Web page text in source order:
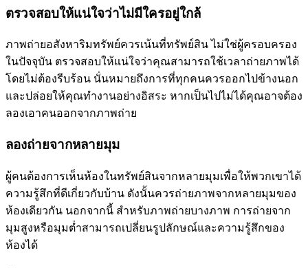
ตรวจสอบให้แน่ใจว่าไม่มีใครอยู่ใกล้
ภาพถ่ายอสังหาริมทรัพย์ควรเน้นที่ทรัพย์สิน ไม่ใช่ผู้ครอบครอง
ในปัจจุบัน ตรวจสอบให้แน่ใจว่าคุณสามารถใช้เวลาถ่ายภาพได้
โดยไม่ต้องรีบร้อน นั่นหมายถึงการที่ทุกคนควรออกไปข้างนอก
และปล่อยให้คุณทำงานอย่างอิสระ หากเป็นไปไม่ได้คุณอาจต้อง
ลองเอาคนออกจากภาพถ่าย
ลองถ่ายจากหลายมุม
ผู้คนต้องการเห็นห้องในทรัพย์สินจากหลายมุมเพื่อให้พวกเขาได้
ความรู้สึกที่ดีเกี่ยวกับบ้าน ดังนั้นควรถ่ายภาพจากหลายมุมของ
ห้องเดียวกัน นอกจากนี้ สำหรับภาพถ่ายบางภาพ การถ่ายจาก
มุมสูงหรือมุมต่ำสามารถเปลี่ยนรูปลักษณ์และความรู้สึกของ
ห้องได้